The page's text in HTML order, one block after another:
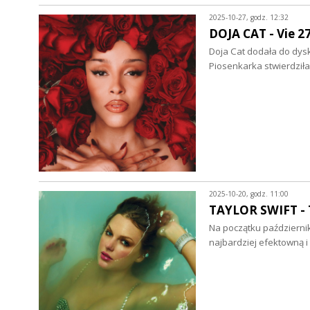
2025-10-27, godz. 12:32
DOJA CAT - Vie
Doja Cat dodała do
Piosenkarka
2025-10-20, godz. 11:00
TAYLOR SWIFT
Na początku
najbardziej efektowną